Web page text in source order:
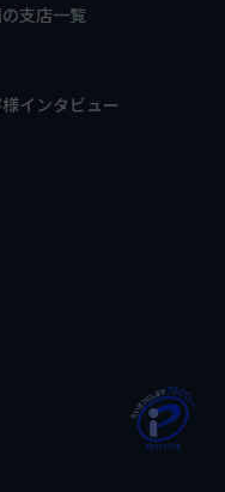
支店一覧
インタビュー